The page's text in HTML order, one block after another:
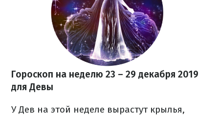
Гороскоп на неделю 23 – 29 декабря 2019
для Девы
У Дев на этой неделе вырастут крылья,